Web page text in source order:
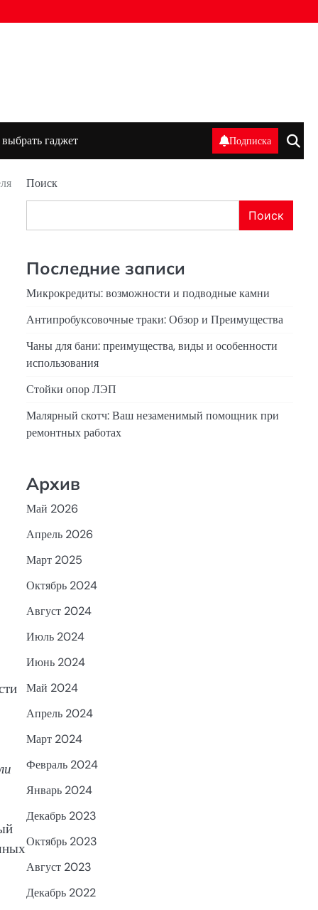
гаджет Подписка
Поиск
Поиск
Последние записи
Микрокредиты: возможности и подводные камни
Антипробуксовочные траки: Обзор и Преимущества
Чаны для бани: преимущества, виды и особенности
использования
Стойки опор ЛЭП
Малярный скотч: Ваш незаменимый помощник при
ремонтных работах
Архив
Май 2026
Апрель 2026
Март 2025
Октябрь 2024
Август 2024
Июль 2024
Июнь 2024
Май 2024
Апрель 2024
Март 2024
Февраль 2024
Январь 2024
Декабрь 2023
Октябрь 2023
Август 2023
Декабрь 2022